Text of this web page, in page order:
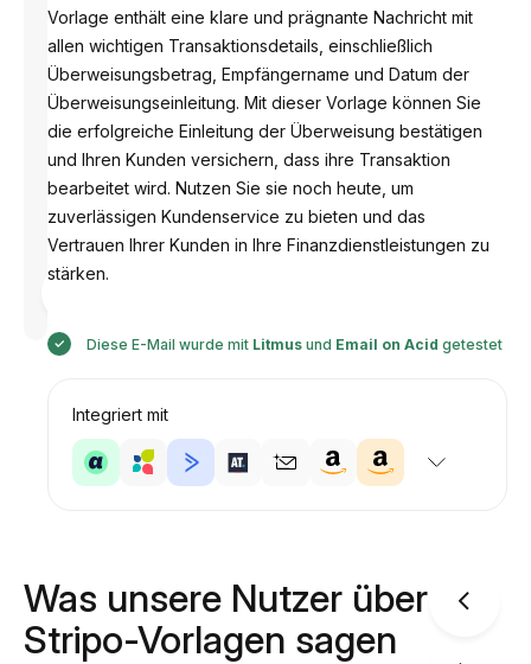
Entworfen
Vorlage enthält eine klare und prägnante Nachricht mit
allen wichtigen Transaktionsdetails, einschließlich
Überweisungsbetrag, Empfängername und Datum der
Überweisungseinleitung. Mit dieser Vorlage können Sie
die erfolgreiche Einleitung der Überweisung bestätigen
und Ihren Kunden versichern, dass ihre Transaktion
bearbeitet wird. Nutzen Sie sie noch heute, um
zuverlässigen Kundenservice zu bieten und das
Vertrauen Ihrer Kunden in Ihre Finanzdienstleistungen zu
stärken.
Diese E-Mail wurde mit Litmus und Email on Acid getestet
Integriert mit
Was unsere Nutzer über
Stripo-Vorlagen sagen